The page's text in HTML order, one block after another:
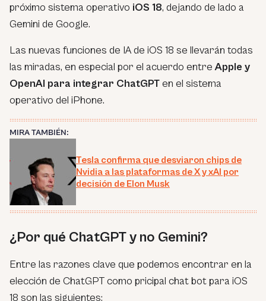
próximo sistema operativo iOS 18, dejando de lado a
Gemini de Google.
Las nuevas funciones de IA de iOS 18 se llevarán todas
las miradas, en especial por el acuerdo entreApple y
OpenAI para integrar ChatGPTen el sistema
operativo del iPhone.
MIRA TAMBIÉN:
Tesla confirma que desviaron chips de
Nvidia a las plataformas de X y xAI por
decisión de Elon Musk
¿Por qué ChatGPT y no Gemini?
Entre las razones clave que podemos encontrar en la
elección de ChatGPT como pricipal chat bot para iOS
18 son las siguientes: